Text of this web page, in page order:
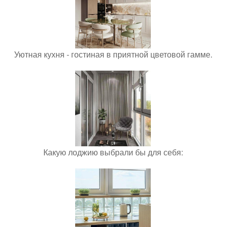
Уютная кухня - гостиная в приятной цветовой гамме.
Какую лоджию выбрали бы для себя: